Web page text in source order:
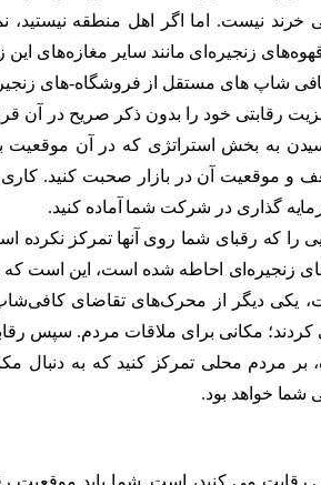
نیست. اما اگر اهل منطقه نیستید،
زنجیره‌ای مانند سایر مغازه‌های این
شاپ های مستقل از فروشگاه-های
رقابتی خود را بدون ذکر صریح در آن
به بخش استراتژی که در آن موقعیت‌
موقعیت آن در بازار صحبت کنید. کاری
گذاری در شرکت شما آماده کنید.
را که رقبای شما روی آنها تمرکز نکرده
احاطه شده است، این است که
یکی دیگر از محرک‌های تقاضای
مکانی برای ملاقات مردم. سپس
مردم محلی تمرکز کنید که به دنبال
شما خواهد بود.
رقابت می کنید، است. شما باید موقعیت